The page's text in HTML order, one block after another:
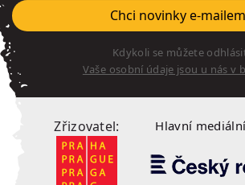
Chci novinky e-
Kdykoli se můžete
Vaše osobní údaje jsou u nás v
Zřizovatel: Hlavní